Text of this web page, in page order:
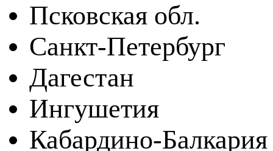
Псковская обл.
Санкт-Петербург
Дагестан
Ингушетия
Кабардино-Балкария